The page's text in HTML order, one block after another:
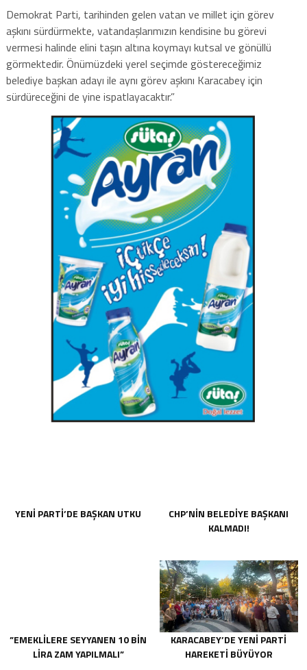
Demokrat Parti, tarihinden gelen vatan ve millet için görev
aşkını sürdürmekte, vatandaşlarımızın kendisine bu görevi
vermesi halinde elini taşın altına koymayı kutsal ve gönüllü
görmektedir. Önümüzdeki yerel seçimde göstereceğimiz
belediye başkan adayı ile aynı görev aşkını Karacabey için
sürdüreceğini de yine ispatlayacaktır.”
YENİ PARTİ’DE BAŞKAN UTKU
CHP’NİN BELEDİYE BAŞKANI
KALMADI!
”EMEKLİLERE SEYYANEN 10 BİN
LİRA ZAM YAPILMALI”
KARACABEY’DE YENİ PARTİ
HAREKETİ BÜYÜYOR